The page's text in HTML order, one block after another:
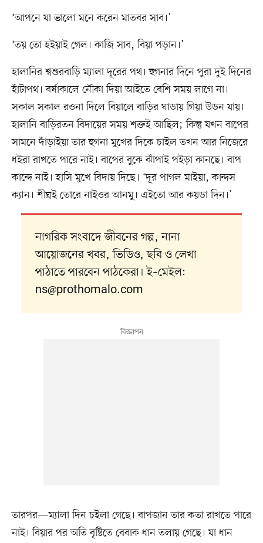
‘আপনে যা ভালো মনে করেন মাতবর সাব।’
‘তয় তো হইয়াই গেল। কাজি সাব, বিয়া পড়ান।’
হালানির শ্বশুরবাড়ি ম্যালা দূরের পথ। হুগনার দিনে পুরা দুই দিনের
হাঁটাপথ। বর্ষাকালে নৌকা দিয়া আইতে বেশি সময় লাগে না।
সকাল সকাল রওনা দিলে বিয়ালে বাড়ির ঘাডায় গিয়া উডন যায়।
হালানি বাড়িরতন বিদায়ের সময় শক্তই আছিল; কিন্তু যখন বাপের
সামনে দাঁড়াইয়া তার হুগনা মুখের দিকে চাইল তখন আর নিজেরে
ধইরা রাখতে পারে নাই। বাপের বুকে ঝাঁপাই পইড়া কানছে। বাপ
কান্দে নাই। হাসি মুখে বিদায় দিছে। ‘দূর পাগল মাইয়া, কান্দস
ক্যান। শীঘ্রই তোরে নাইওর আনমু। এইতো আর কয়ডা দিন।’
নাগরিক সংবাদে জীবনের গল্প, নানা
আয়োজনের খবর, ভিডিও, ছবি ও লেখা
পাঠাতে পারবেন পাঠকেরা। ই–মেইল:
ns@prothomalo.com
তারপর—ম্যালা দিন চইলা গেছে। বাপজান তার কতা রাখতে পারে
নাই। বিয়ার পর অতি বৃষ্টিতে বেবাক ধান তলায় গেছে। যা ধান